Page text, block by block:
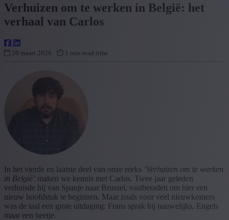
Verhuizen om te werken in België: het
verhaal van Carlos
20 maart 2026 · 1 min read time
In het vierde en laatste deel van onze reeks ‘Verhuizen om te werken
in België’ maken we kennis met Carlos. Twee jaar geleden
verhuisde hij van Spanje naar Brussel, vastberaden om hier een
nieuw hoofdstuk te beginnen. Maar zoals voor veel nieuwkomers
was de taal een grote uitdaging: Frans sprak hij nauwelijks, Engels
maar een beetje.